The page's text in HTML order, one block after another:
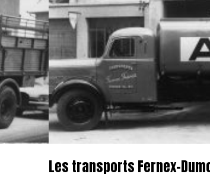
Les transports Fernex-